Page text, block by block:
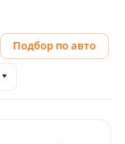
Подбор по авто